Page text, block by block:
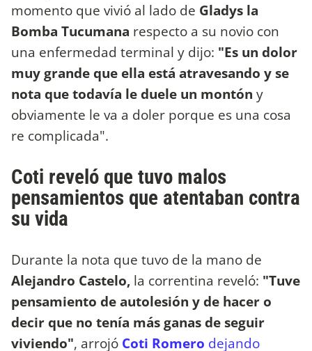
momento que vivió al lado de Gladys la
Bomba Tucumana respecto a su novio con
una enfermedad terminal y dijo: "Es un dolor
muy grande que ella está atravesando y se
nota que todavía le duele un montón y
obviamente le va a doler porque es una cosa
re complicada".
Coti reveló que tuvo malos
pensamientos que atentaban contra
su vida
Durante la nota que tuvo de la mano de
Alejandro Castelo, la correntina reveló: "Tuve
pensamiento de autolesión y de hacer o
decir que no tenía más ganas de seguir
viviendo", arrojó Coti Romero dejando